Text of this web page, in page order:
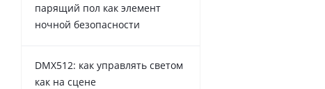
парящий пол как элемент
ночной безопасности
DMX512: как управлять светом
как на сцене